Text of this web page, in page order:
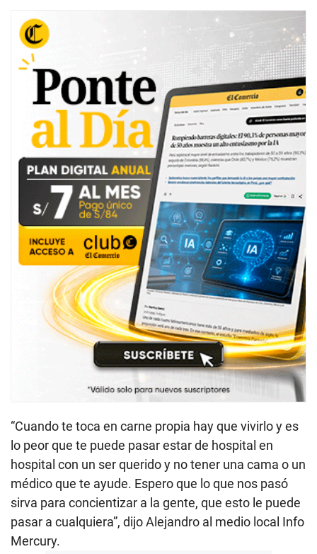
“Cuando te toca en carne propia hay que vivirlo y es
lo peor que te puede pasar estar de hospital en
hospital con un ser querido y no tener una cama o un
médico que te ayude. Espero que lo que nos pasó
sirva para concientizar a la gente, que esto le puede
pasar a cualquiera”, dijo Alejandro al medio local Info
Mercury.